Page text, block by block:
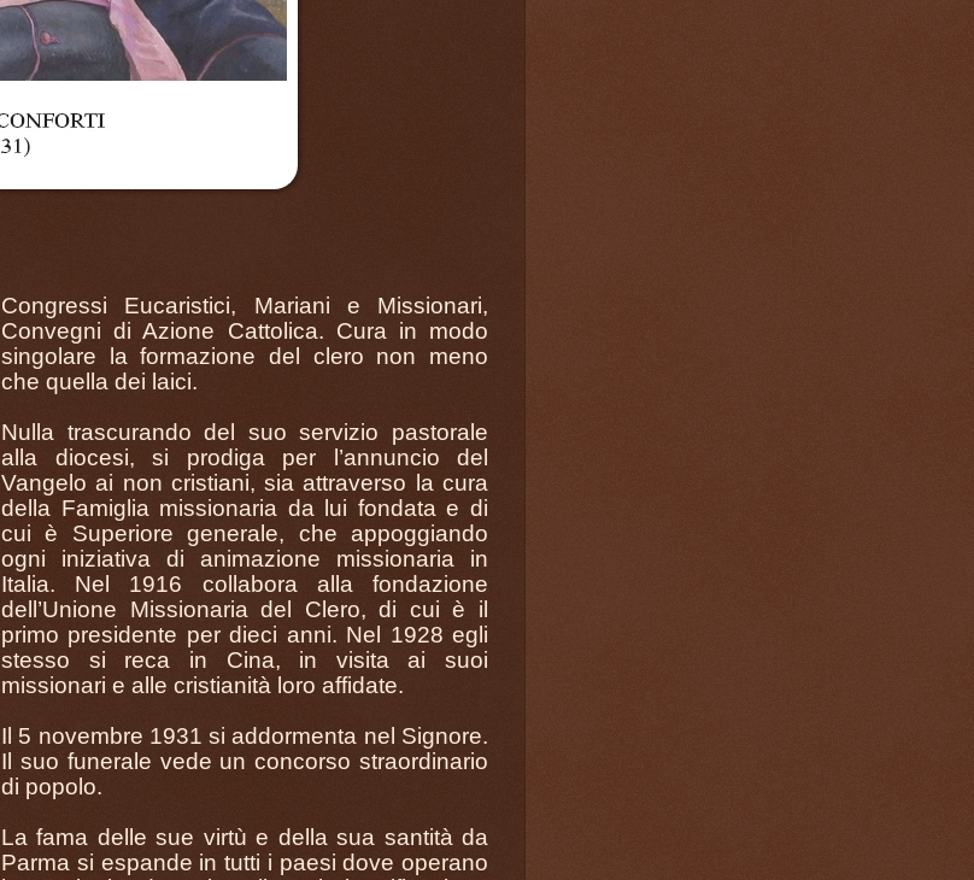
Congressi Eucaristici, Mariani e Missionari,
Convegni di Azione Cattolica. Cura in modo
singolare la formazione del clero non meno
che quella dei laici.
Nulla trascurando del suo servizio pastorale
alla diocesi, si prodiga per l’annuncio del
Vangelo ai non cristiani, sia attraverso la cura
della Famiglia missionaria da lui fondata e di
cui è Superiore generale, che appoggiando
ogni iniziativa di animazione missionaria in
Italia. Nel 1916 collabora alla fondazione
dell’Unione Missionaria del Clero, di cui è il
primo presidente per dieci anni. Nel 1928 egli
stesso si reca in Cina, in visita ai suoi
missionari e alle cristianità loro affidate.
Il 5 novembre 1931 si addormenta nel Signore.
Il suo funerale vede un concorso straordinario
di popolo.
La fama delle sue virtù e della sua santità da
Parma si espande in tutti i paesi dove operano